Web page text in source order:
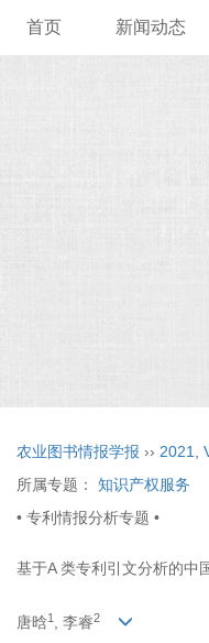
首页 新闻动态
农业图书情报学报 ›› 2021
所属专题： 知识产权服务
• 专利情报分析专题 •
基于A 类专利引文分析的中
唐晗1 , 李睿2